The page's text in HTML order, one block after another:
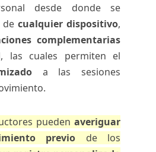
desde donde se
decualquier dispositivo,
complementarias
, las cuales permiten el
a las sesiones
pueden averiguar
previo de los